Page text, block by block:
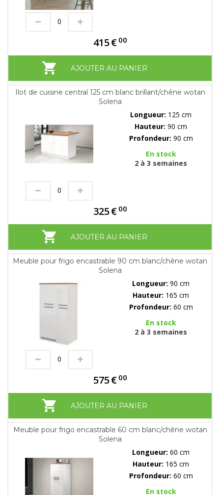
415€ 00
AJOUTER AU PANIER
Ilot de cuisine central 125 cm blanc brillant/chêne wotan
Solena
Longueur: 125 cm
Hauteur: 90 cm
Profondeur: 90 cm
En stock
2 à 3 semaines
325€ 00
AJOUTER AU PANIER
Meuble pour frigo encastrable 90 cm blanc/chêne wotan
Solena
Longueur: 90 cm
Hauteur: 165 cm
Profondeur: 60 cm
En stock
2 à 3 semaines
575€ 00
AJOUTER AU PANIER
Meuble pour frigo encastrable 60 cm blanc/chêne wotan
Solena
Longueur: 60 cm
Hauteur: 165 cm
Profondeur: 60 cm
En stock